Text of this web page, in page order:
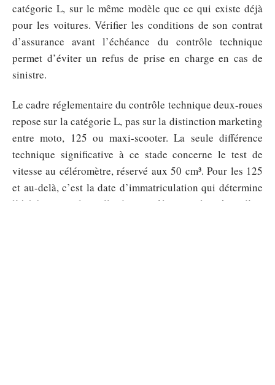
catégorie L, sur le même modèle que ce qui existe déjà
pour les voitures. Vérifier les conditions de son contrat
d’assurance avant l’échéance du contrôle technique
permet d’éviter un refus de prise en charge en cas de
sinistre.
Le cadre réglementaire du contrôle technique deux-roues
repose sur la catégorie L, pas sur la distinction marketing
entre moto, 125 ou maxi-scooter. La seule différence
technique significative à ce stade concerne le test de
vitesse au céléromètre, réservé aux 50 cm³. Pour les 125
et au-delà, c’est la date d’immatriculation qui détermine
l’échéance, et la grille de contrôle reste la même d’un